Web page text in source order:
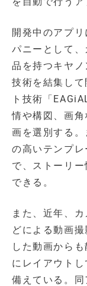
開発中のアプ
パニーとして
品を持つキヤ
技術を結集し
ト技術「
情や構図、画
画を選別する
の高いテンプ
で、ストーリ
できる。
また、近年、
どによる動画
した動画から
にレイアウト
備えている。